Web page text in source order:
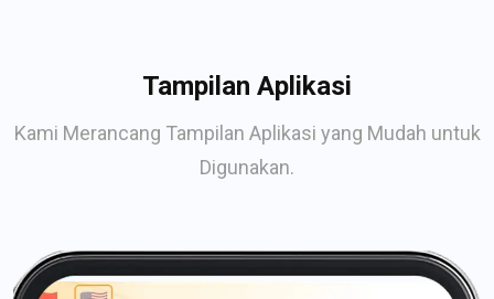
Tampilan Aplikasi
Kami Merancang Tampilan Aplikasi yang Mudah untuk
Digunakan.